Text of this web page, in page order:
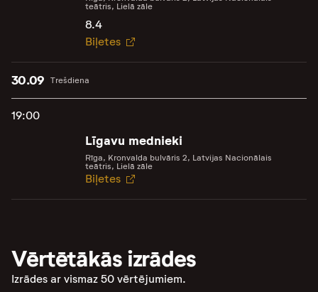
teātris, Lielā zāle
8.4
Biļetes
Trešdiena
30.09
19:00
Līgavu mednieki
Rīga, Kronvalda bulvāris 2, Latvijas Nacionālais
teātris, Lielā zāle
Biļetes
Vērtētākās izrādes
Izrādes ar vismaz 50 vērtējumiem.